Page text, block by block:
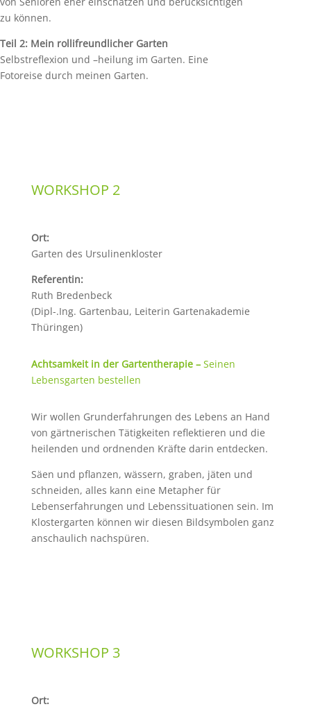
zu können.
Teil 2: Mein rollifreundlicher Garten
Selbstreflexion und –heilung im Garten. Eine
Fotoreise durch meinen Garten.
WORKSHOP 2
Ort:
Garten des Ursulinenkloster
Referentin:
Ruth Bredenbeck
(Dipl-.Ing. Gartenbau, Leiterin Gartenakademie
Thüringen)
Achtsamkeit in der Gartentherapie – Seinen
Lebensgarten bestellen
Wir wollen Grunderfahrungen des Lebens an Hand
von gärtnerischen Tätigkeiten reflektieren und die
heilenden und ordnenden Kräfte darin entdecken.
Säen und pflanzen, wässern, graben, jäten und
schneiden, alles kann eine Metapher für
Lebenserfahrungen und Lebenssituationen sein. Im
Klostergarten können wir diesen Bildsymbolen ganz
anschaulich nachspüren.
WORKSHOP 3
Ort: